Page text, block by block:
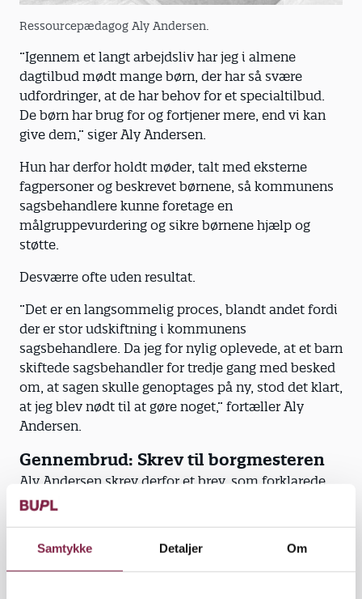
Samtykke Detaljer Om
Ressourcepædagog Aly Andersen.
”Igennem et langt arbejdsliv har jeg i almene
dagtilbud mødt mange børn, der har så svære
udfordringer, at de har behov for et specialtilbud.
De børn har brug for og fortjener mere, end vi kan
give dem,” siger Aly Andersen.
Hun har derfor holdt møder, talt med eksterne
fagpersoner og beskrevet børnene, så kommunens
sagsbehandlere kunne foretage en
målgruppevurdering og sikre børnene hjælp og
støtte.
Desværre ofte uden resultat.
”Det er en langsommelig proces, blandt andet fordi
der er stor udskiftning i kommunens
sagsbehandlere. Da jeg for nylig oplevede, at et barn
skiftede sagsbehandler for tredje gang med besked
om, at sagen skulle genoptages på ny, stod det klart,
at jeg blev nødt til at gøre noget,” fortæller Aly
Andersen.
Gennembrud: Skrev til borgmesteren
Aly Andersen skrev derfor et brev, som forklarede
hele situationen. Brevet sendte hun til
medlemmer af kommunalbestyrelsen.
Ikke for at skyde skylden på kommunens